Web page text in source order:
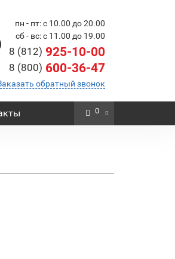
пн - пт: с 10.00 до 20.00
сб - вс: с 11.00 до 19.00
8 (812) 925-10-00
8 (800) 600-36-47
обратный звонок
0